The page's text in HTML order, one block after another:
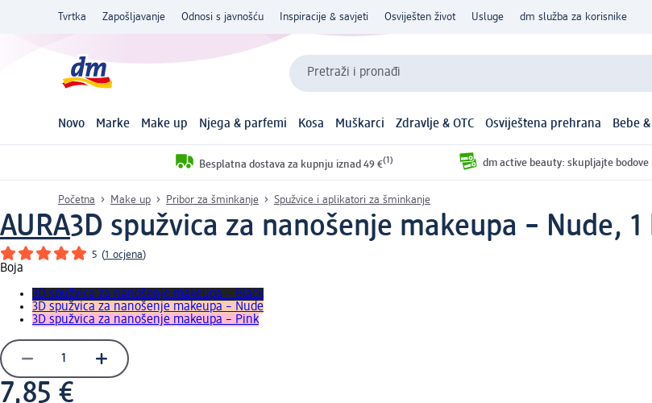
Tvrtka Zapošljavanje Odnosi s javnošću Inspiracije & savjeti Osviješten život Usluge dm služba za korisnike
Pretraži i pronađi
Novo Marke Make up Njega & parfemi Kosa Muškarci Zdravlje & OTC Osviještena prehrana Bebe
Besplatna dostava za kupnju iznad 49 €(1) dm active beauty: skupljajte bodove
Početna Make up Pribor za šminkanje Spužvice i aplikatori za šminkanje
AURA3D spužvica za nanošenje makeupa – Nude, 1
5 (1 ocjena)
Boja
3D spužvica za nanošenje makeupa – Black
3D spužvica za nanošenje makeupa – Nude
3D spužvica za nanošenje makeupa – Pink
7,85 €